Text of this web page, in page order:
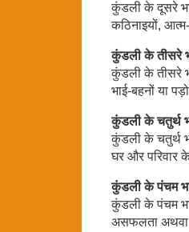
कुंडली के दूसरे
कठिनाइयों,
कुंडली के तीसरे
कुंडली के तीसरे
भाई-बहनों या
कुंडली के चतुर्थ
कुंडली के चतुर्थ
घर और परिवार
कुंडली के पंचम
कुंडली के पंचम
असफलता अथवा